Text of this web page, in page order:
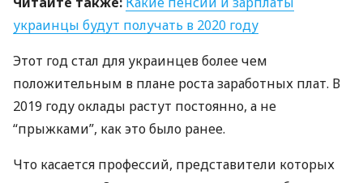
украинцы будут получать в 2020 году
Этот год стал для украинцев более чем
положительным в плане роста заработных плат. В
2019 году оклады растут постоянно, а не
“прыжками”, как это было ранее.
Что касается профессий, представители которых